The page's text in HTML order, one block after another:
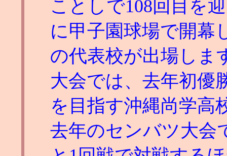
ことしで108回目を
に甲子園球場で開幕
の代表校が出場しま
大会では、去年初優
を目指す沖縄尚学高
去年のセンバツ大会